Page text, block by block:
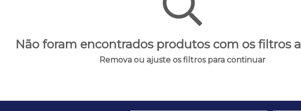
Não foram encontrados produtos com os filtros
Remova ou ajuste os filtros para continuar